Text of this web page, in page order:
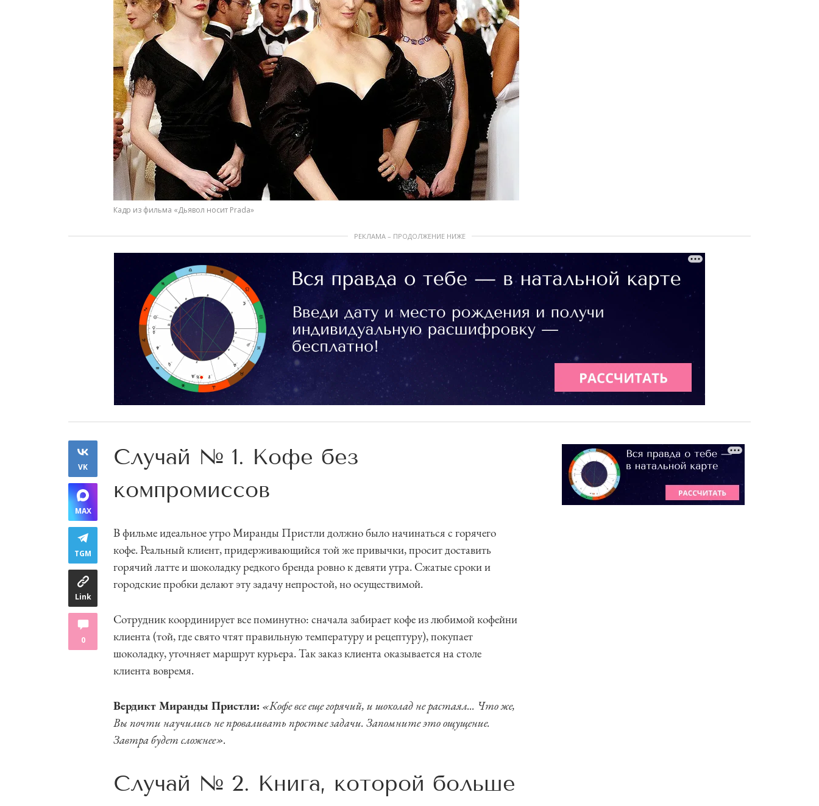
Кадр из фильма «Дьявол носит Prada»
РЕКЛАМА – ПРОДОЛЖЕНИЕ НИЖЕ
VK
MAX
TGM
Link
0
Случай № 1. Кофе без
компромиссов
В фильме идеальное утро Миранды Пристли должно было начинаться с горячего
кофе. Реальный клиент, придерживающийся той же привычки, просит доставить
горячий латте и шоколадку редкого бренда ровно к девяти утра. Сжатые сроки и
городские пробки делают эту задачу непростой, но осуществимой.
Сотрудник координирует все поминутно: сначала забирает кофе из любимой кофейни
клиента (той, где свято чтят правильную температуру и рецептуру), покупает
шоколадку, уточняет маршрут курьера. Так заказ клиента оказывается на столе
клиента вовремя.
Вердикт Миранды Пристли: «Кофе все еще горячий, и шоколад не растаял... Что же,
Вы почти научились не проваливать простые задачи. Запомните это ощущение.
Завтра будет сложнее».
Случай № 2. Книга, которой больше